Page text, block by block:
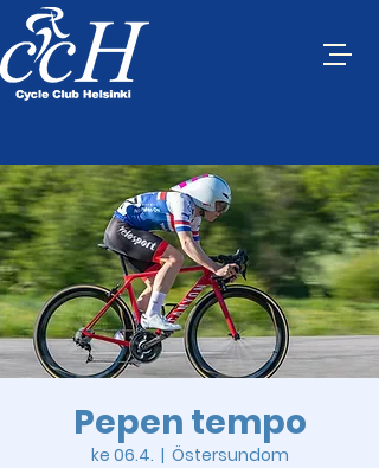
Pepen tempo
ke 06.4.
  |
Östersundom